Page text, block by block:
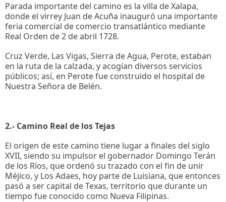
Parada importante del camino es la villa de Xalapa,
donde el virrey Juan de Acuña inauguró una importante
feria comercial de comercio transatlántico mediante
Real Orden de 2 de abril 1728.
Cruz Verde, Las Vigas, Sierra de Agua, Perote, estaban
en la ruta de la calzada, y acogían diversos servicios
públicos; así, en Perote fue construido el hospital de
Nuestra Señora de Belén.
2.- Camino Real de los Tejas
El origen de este camino tiene lugar a finales del siglo
XVII, siendo su impulsor el gobernador Domingo Terán
de los Ríos, que ordenó su trazado con el fin de unir
Méjico, y Los Adaes, hoy parte de Luisiana, que entonces
pasó a ser capital de Texas, territorio que durante un
tiempo fue conocido como Nueva Filipinas.